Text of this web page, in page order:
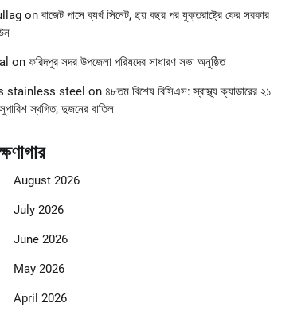
on বাজেট পাসে ব্যর্থ সিনেট, ছয় বছর পর যুক্তরাষ্ট্রে ফের সরকার
on ফরিদপুর সদর উপজেলা পরিষদের সাধারণ সভা অনুষ্ঠিত
stainless steel on ৪৮তম বিশেষ বিসিএস: স্বাস্থ্য ক্যাডারের ২১
স্থগিত, দুজনের বাতিল
August 2026
July 2026
June 2026
May 2026
April 2026